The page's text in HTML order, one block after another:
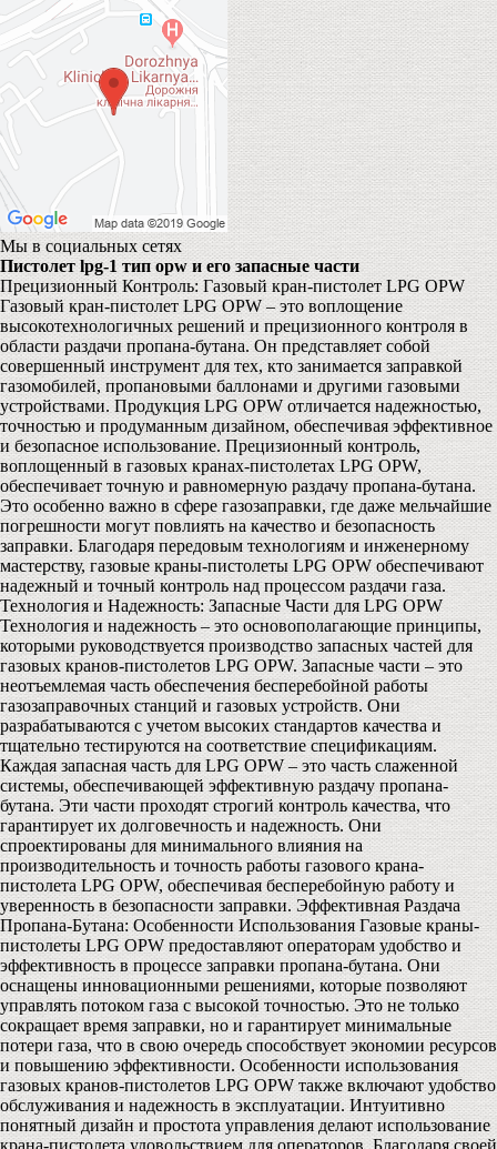
Мы в социальных сетях
Пистолет lpg-1 тип opw и его запасные части
Прецизионный Контроль: Газовый кран-пистолет LPG OPW
Газовый кран-пистолет LPG OPW – это воплощение
высокотехнологичных решений и прецизионного контроля в
области раздачи пропана-бутана. Он представляет собой
совершенный инструмент для тех, кто занимается заправкой
газомобилей, пропановыми баллонами и другими газовыми
устройствами. Продукция LPG OPW отличается надежностью,
точностью и продуманным дизайном, обеспечивая эффективное
и безопасное использование. Прецизионный контроль,
воплощенный в газовых кранах-пистолетах LPG OPW,
обеспечивает точную и равномерную раздачу пропана-бутана.
Это особенно важно в сфере газозаправки, где даже мельчайшие
погрешности могут повлиять на качество и безопасность
заправки. Благодаря передовым технологиям и инженерному
мастерству, газовые краны-пистолеты LPG OPW обеспечивают
надежный и точный контроль над процессом раздачи газа.
Технология и Надежность: Запасные Части для LPG OPW
Технология и надежность – это основополагающие принципы,
которыми руководствуется производство запасных частей для
газовых кранов-пистолетов LPG OPW. Запасные части – это
неотъемлемая часть обеспечения бесперебойной работы
газозаправочных станций и газовых устройств. Они
разрабатываются с учетом высоких стандартов качества и
тщательно тестируются на соответствие спецификациям.
Каждая запасная часть для LPG OPW – это часть слаженной
системы, обеспечивающей эффективную раздачу пропана-
бутана. Эти части проходят строгий контроль качества, что
гарантирует их долговечность и надежность. Они
спроектированы для минимального влияния на
производительность и точность работы газового крана-
пистолета LPG OPW, обеспечивая бесперебойную работу и
уверенность в безопасности заправки. Эффективная Раздача
Пропана-Бутана: Особенности Использования Газовые краны-
пистолеты LPG OPW предоставляют операторам удобство и
эффективность в процессе заправки пропана-бутана. Они
оснащены инновационными решениями, которые позволяют
управлять потоком газа с высокой точностью. Это не только
сокращает время заправки, но и гарантирует минимальные
потери газа, что в свою очередь способствует экономии ресурсов
и повышению эффективности. Особенности использования
газовых кранов-пистолетов LPG OPW также включают удобство
обслуживания и надежность в эксплуатации. Интуитивно
понятный дизайн и простота управления делают использование